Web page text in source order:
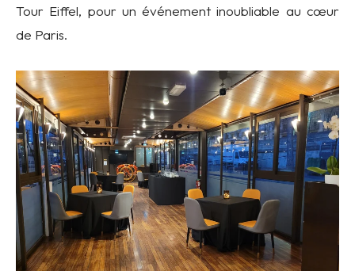
Tour Eiffel, pour un événement inoubliable au cœur
de Paris.